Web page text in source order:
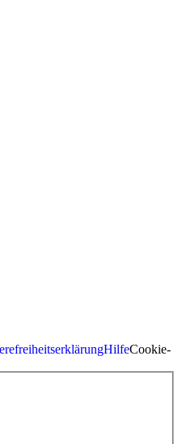
HilfeCookie-